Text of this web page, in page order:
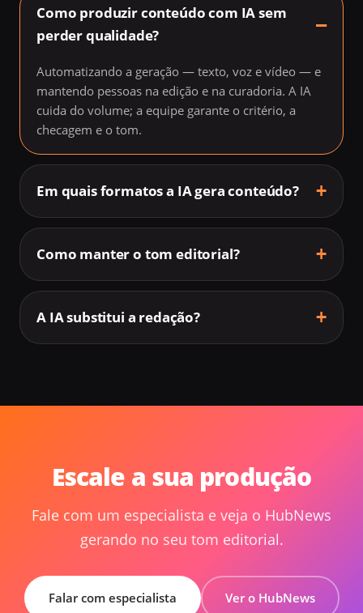
Como produzir conteúdo com IA sem
perder qualidade?
Automatizando a geração — texto, voz e vídeo — e
mantendo pessoas na edição e na curadoria. A IA
cuida do volume; a equipe garante o critério, a
checagem e o tom.
Em quais formatos a IA gera conteúdo?
Como manter o tom editorial?
A IA substitui a redação?
Escale a sua produção
Fale com um especialista e veja o HubNews
gerando no seu tom editorial.
Falar com especialista Ver o HubNews